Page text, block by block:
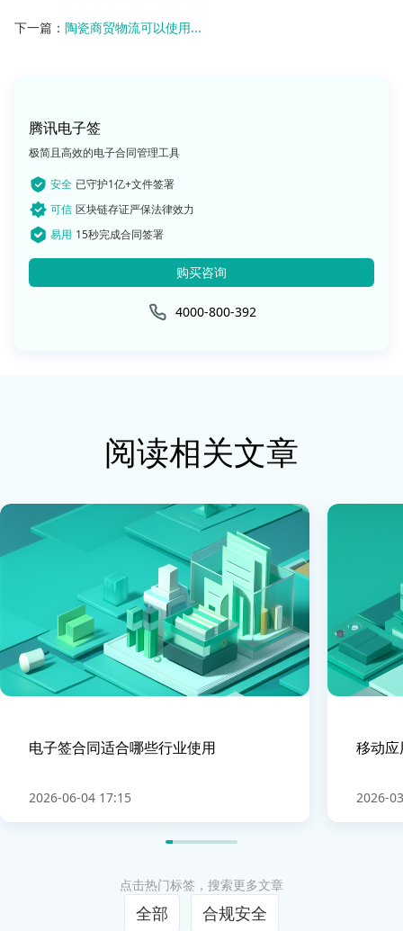
下一篇： 陶瓷商贸物流可以使用...
腾讯电子签
极简且高效的电子合同管理工具
安全 已守护1亿+文件签署
可信 区块链存证严保法律效力
易用 15秒完成合同签署
购买咨询
4000-800-392
阅读相关文章
电子签合同适合哪些行业使用
2026-06-04 17:15
移动
2026-
点击热门标签，搜索更多文章
全部 合规安全